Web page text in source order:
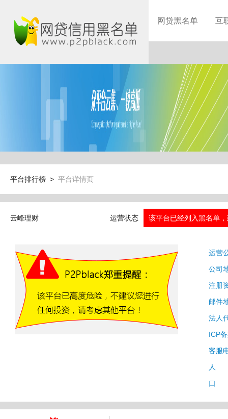
网贷黑名单 互
平台排行榜 > 平台详情页
云峰理财 运营状态 该平台已经列入黑名单
运营
公司
注册
邮件
法人
ICP
客服
人
口